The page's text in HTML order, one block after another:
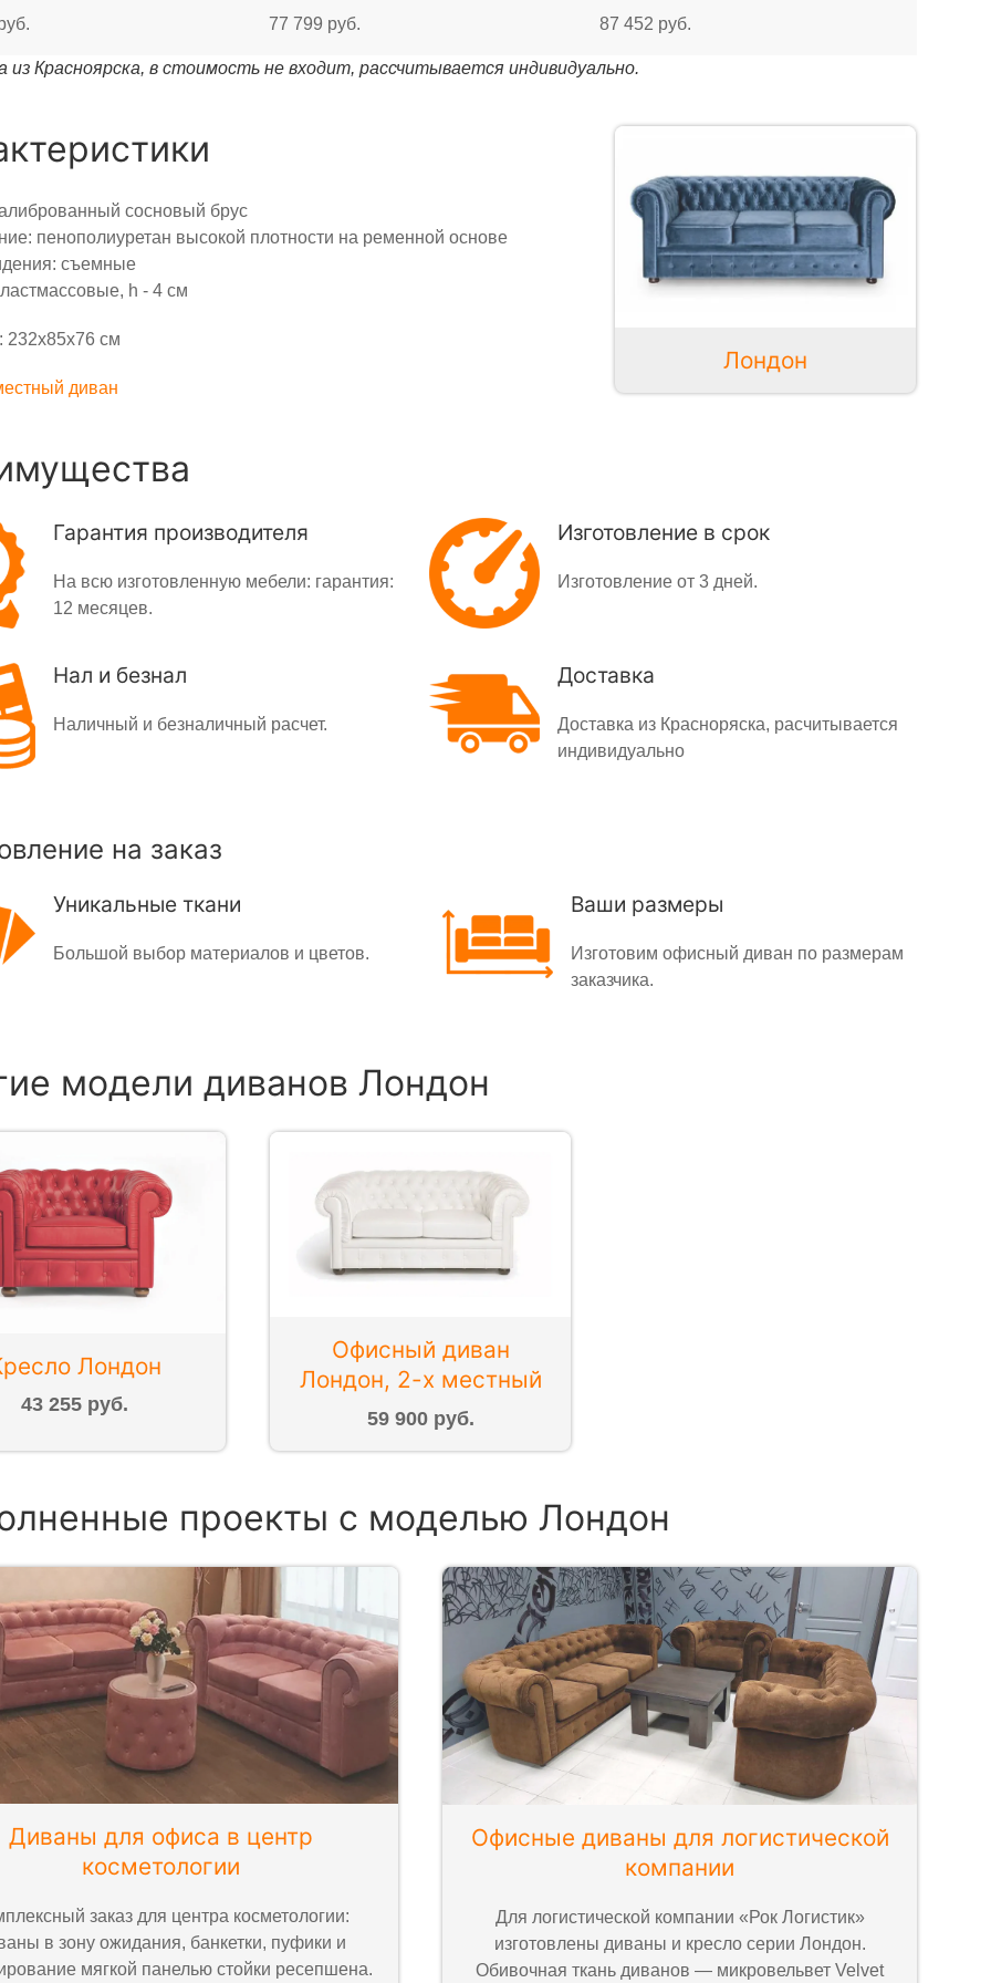
77 799 руб. 87 452 руб.
из Красноярска, в стоимость не входит, рассчитывается индивидуально.
сосновый брус
пенополиуретан высокой плотности на ременной основе
съемные
h - 4 см
см
диван
Лондон
Гарантия производителя
На всю изготовленную мебели: гарантия:
12 месяцев.
Изготовление в срок
Изготовление от 3 дней.
Нал и безнал
Наличный и безналичный расчет.
Доставка
Доставка из Красноряска, расчитывается
индивидуально
на заказ
Уникальные ткани
Большой выбор материалов и цветов.
Ваши размеры
Изготовим офисный диван по размерам
заказчика.
модели диванов Лондон
Лондон
43 255 руб.
Офисный диван
Лондон, 2-х местный
59 900 руб.
проекты с моделью Лондон
Диваны для офиса в центр
косметологии
заказ для центра косметологии:
в зону ожидания, банкетки, пуфики и
мягкой панелью стойки ресепшена.
Офисные диваны для логистической
компании
Для логистической компании «Рок Логистик»
изготовлены диваны и кресло серии Лондон.
Обивочная ткань диванов — микровельвет Velvet